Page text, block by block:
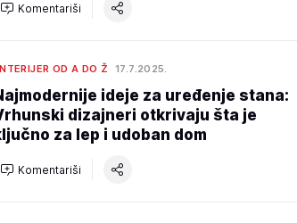
Komentariši
OD A DO Ž 17.7.2025.
ideje za uređenje stana:
dizajneri otkrivaju šta je
za lep i udoban dom
Komentariši